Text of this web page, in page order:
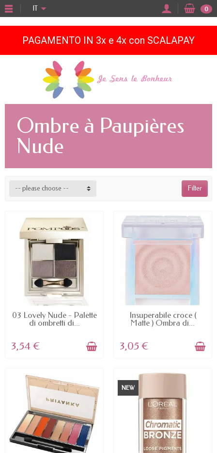
PAGAMENTO IN 3x e 4x con SCALAPAY
IT 0
Ombre à Paupières
Nude
Filter
-- please choose --
AVAILABLE
03 Lovely Nude - Palette
di ombretti di...
3,54 €
AVAILABLE
Insuperabile croce (
Matte ) Ombra di...
3,05 €
NEW